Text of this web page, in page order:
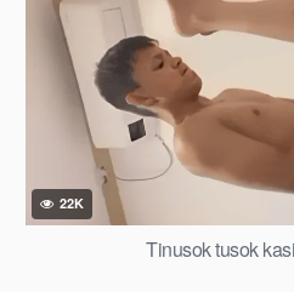
22K
Tinusok tusok